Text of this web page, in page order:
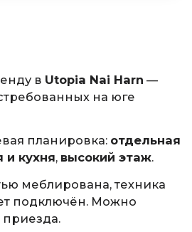
в Utopia Nai Harn —
на юге
планировка: отдельная
и кухня, высокий этаж.
меблирована, техника
подключён. Можно
приезда.